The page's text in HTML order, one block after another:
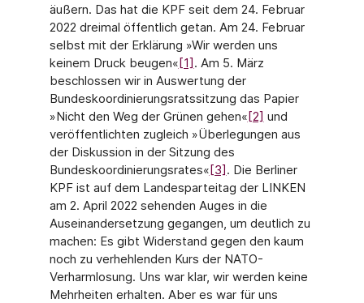
äußern. Das hat die KPF seit dem 24. Februar
2022 dreimal öffentlich getan. Am 24. Februar
selbst mit der Erklärung »Wir werden uns
keinem Druck beugen«[1]. Am 5. März
beschlossen wir in Auswertung der
Bundeskoordinierungsratssitzung das Papier
»Nicht den Weg der Grünen gehen«[2] und
veröffentlichten zugleich »Überlegungen aus
der Diskussion in der Sitzung des
Bundeskoordinierungsrates«[3]. Die Berliner
KPF ist auf dem Landesparteitag der LINKEN
am 2. April 2022 sehenden Auges in die
Auseinandersetzung gegangen, um deutlich zu
machen: Es gibt Widerstand gegen den kaum
noch zu verhehlenden Kurs der NATO-
Verharmlosung. Uns war klar, wir werden keine
Mehrheiten erhalten. Aber es war für uns